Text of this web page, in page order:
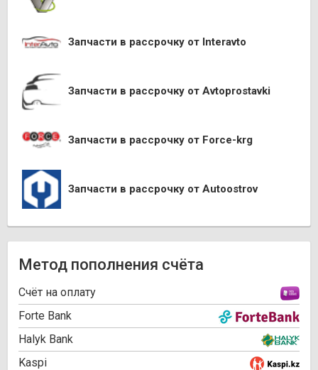
Запчасти в рассрочку от Interavto
Запчасти в рассрочку от Avtoprostavki
Запчасти в рассрочку от Force-krg
Запчасти в рассрочку от Autoostrov
Метод пополнения счёта
Cчёт на оплату
Forte Bank
Halyk Bank
Kaspi